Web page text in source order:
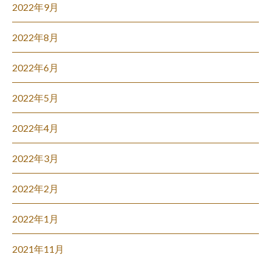
2022年9月
2022年8月
2022年6月
2022年5月
2022年4月
2022年3月
2022年2月
2022年1月
2021年11月